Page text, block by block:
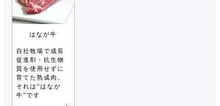
はなが牛
自社牧場で成長
促進剤・抗生物
質を使用せずに
育てた熟成肉。
それは“はなが
牛”です